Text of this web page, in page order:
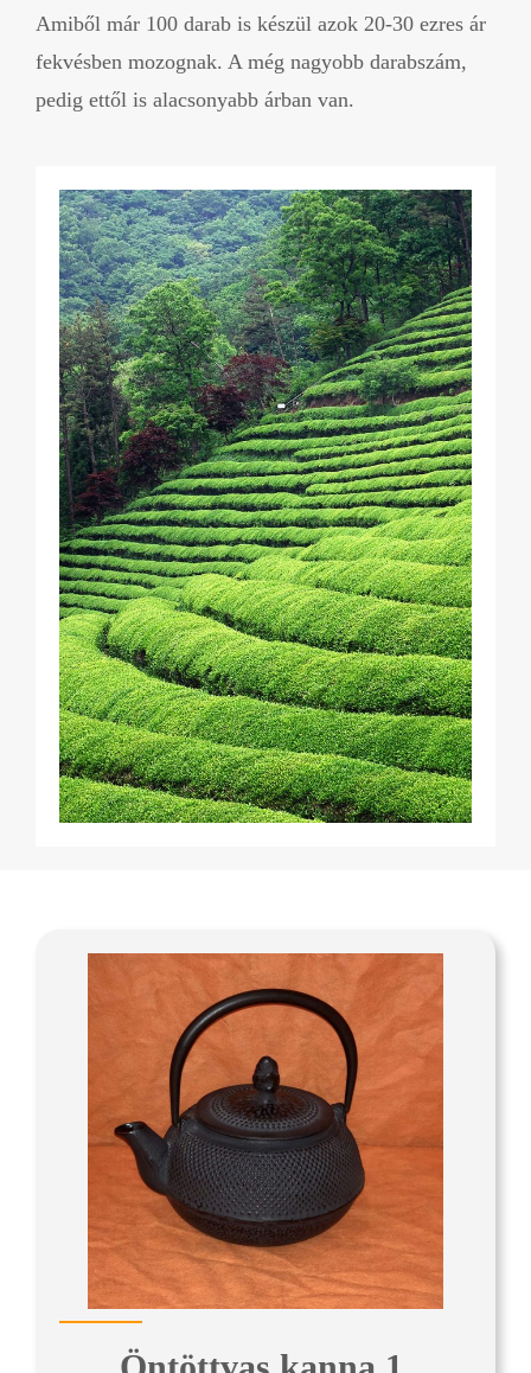
Amiből már 100 darab is készül azok 20-30 ezres ár
fekvésben mozognak. A még nagyobb darabszám,
pedig ettől is alacsonyabb árban van.